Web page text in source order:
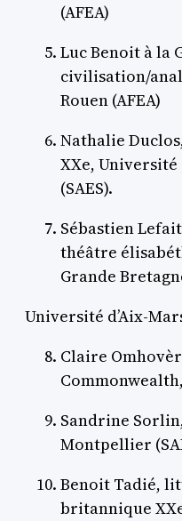
(AFEA)
Luc Benoit à la
civilisation/
Rouen (AFEA)
Nathalie
XXe, Université
(SAES).
Sébastien
théâtre
Grande
Université d’Aix-
Claire
Sandrine
Montpellier
Benoit Tadié,
britannique XXe